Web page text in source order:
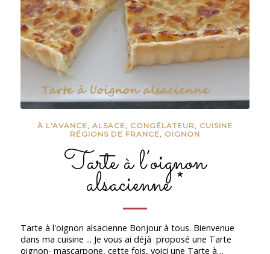
À L'AVANCE, ALSACE, CONGÉLATEUR, CUISINE
RÉGIONS DE FRANCE, OIGNON
Tarte à l’oignon
alsacienne *
Tarte à l'oignon alsacienne Bonjour à tous. Bienvenue
dans ma cuisine ... Je vous ai déjà proposé une Tarte
oignon- mascarpone, cette fois, voici une Tarte à…